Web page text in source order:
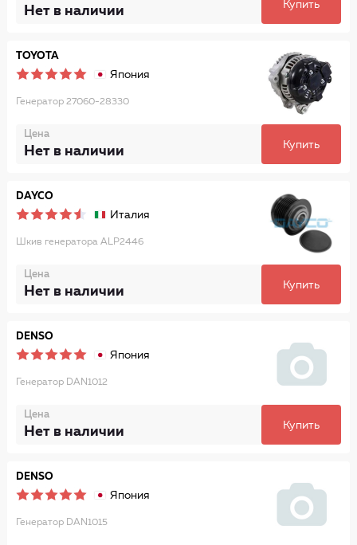
Нет в наличии Купить
TOYOTA
Япония
Генератор 27060-28330
Цена
Нет в наличии Купить
DAYCO
Италия
Шкив генератора ALP2446
Цена
Нет в наличии Купить
DENSO
Япония
Генератор DAN1012
Цена
Нет в наличии Купить
DENSO
Япония
Генератор DAN1015